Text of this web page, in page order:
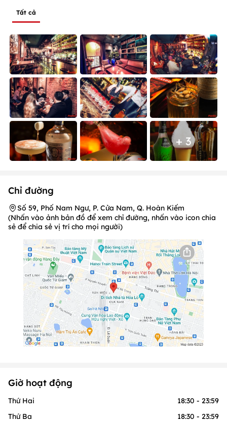
Tất cả
+ 3
Chỉ đường
Số 59, Phố Nam Ngư, P. Cửa Nam, Q. Hoàn Kiếm
(Nhấn vào ảnh bản đồ để xem chỉ đường, nhấn vào icon chia
sẻ để chia sẻ vị trí cho mọi người)
Giờ hoạt động
Thứ Hai
18:30 - 23:59
Thứ Ba
18:30 - 23:59